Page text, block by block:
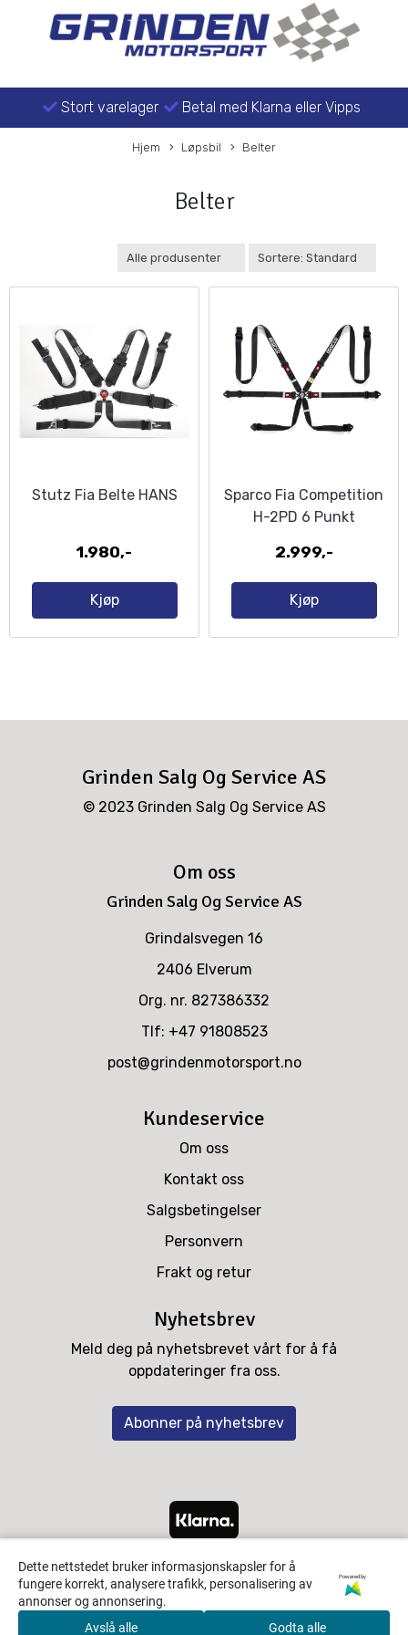
Stort varelager Betal med Klarna eller Vipps
Hjem Løpsbil Belter
Belter
Stutz Fia Belte HANS
1.980,-
Kjøp
Sparco Fia Competition
H-2PD 6 Punkt
2.999,-
Kjøp
Grinden Salg Og Service AS
© 2023 Grinden Salg Og Service AS
Om oss
Grinden Salg Og Service AS
Grindalsvegen 16
2406 Elverum
Org. nr. 827386332
Tlf: +47 91808523
post@grindenmotorsport.no
Kundeservice
Om oss
Kontakt oss
Salgsbetingelser
Personvern
Frakt og retur
Nyhetsbrev
Meld deg på nyhetsbrevet vårt for å få
oppdateringer fra oss.
Abonner på nyhetsbrev
Dette nettstedet bruker informasjonskapsler for å
fungere korrekt, analysere trafikk, personalisering av
annonser og annonsering.
Powered by
Avslå alle Godta alle